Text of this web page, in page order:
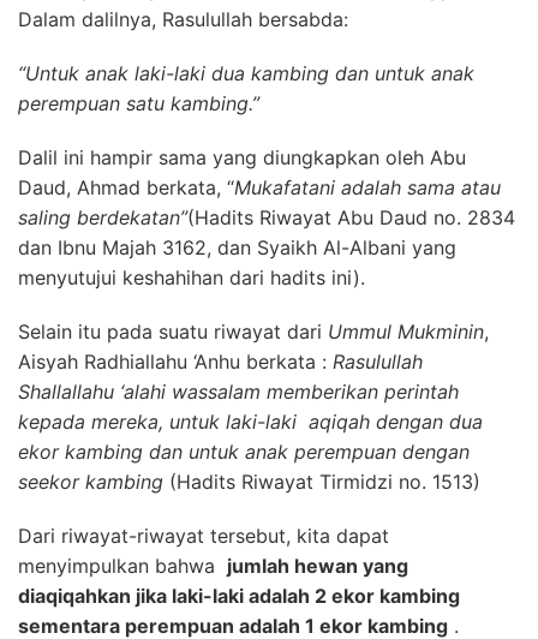
Dalam dalilnya, Rasulullah bersabda:
“Untuk anak laki-laki dua kambing dan untuk anak
perempuan satu kambing.”
Dalil ini hampir sama yang diungkapkan oleh Abu
Daud, Ahmad berkata, “Mukafatani adalah sama atau
saling berdekatan”(Hadits Riwayat Abu Daud no. 2834
dan Ibnu Majah 3162, dan Syaikh Al-Albani yang
menyutujui keshahihan dari hadits ini).
Selain itu pada suatu riwayat dari Ummul Mukminin,
Aisyah Radhiallahu ‘Anhu berkata : Rasulullah
Shallallahu ‘alahi wassalam memberikan perintah
kepada mereka, untuk laki-laki aqiqah dengan dua
ekor kambing dan untuk anak perempuan dengan
seekor kambing (Hadits Riwayat Tirmidzi no. 1513)
Dari riwayat-riwayat tersebut, kita dapat
menyimpulkan bahwa jumlah hewan yang
diaqiqahkan jika laki-laki adalah 2 ekor kambing
sementara perempuan adalah 1 ekor kambing .